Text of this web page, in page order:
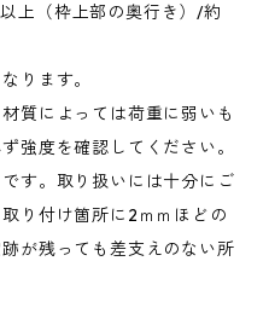
上（枠上部の奥行き）/約
ります。
質によっては荷重に弱いも
強度を確認してください。
す。取り扱いには十分にご
り付け箇所に2ｍｍほどの
が残っても差支えのない所